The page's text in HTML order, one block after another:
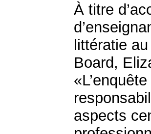
À titre
littératie
Board,
aspects